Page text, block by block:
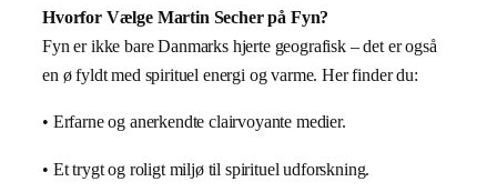
Hvorfor Vælge Martin Secher på Fyn?
Fyn er ikke bare Danmarks hjerte geografisk – det er også
en ø fyldt med spirituel energi og varme. Her finder du:
• Erfarne og anerkendte clairvoyante medier.
• Et trygt og roligt miljø til spirituel udforskning.